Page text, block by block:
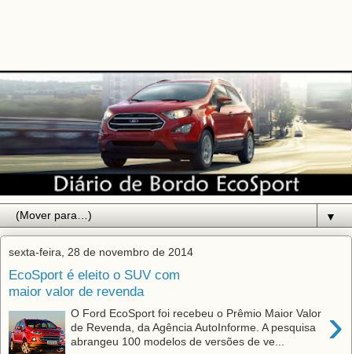
▼
sexta-feira, 28 de novembro de 2014
EcoSport é eleito o SUV com
maior valor de revenda
›
O Ford EcoSport foi recebeu o Prêmio Maior Valor
de Revenda, da Agência AutoInforme. A pesquisa
abrangeu 100 modelos de versões de ve...